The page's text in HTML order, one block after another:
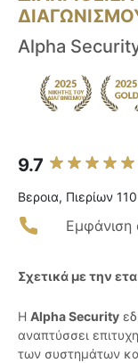
ΔΙΑΓΩΝΙΣΜΟΥ
Alpha
9.7
Βεροια, Πιερίων 110
Εμφάνιση
Σχετικά με την
Η Alpha Security
αναπτύσσει
των συστημάτων